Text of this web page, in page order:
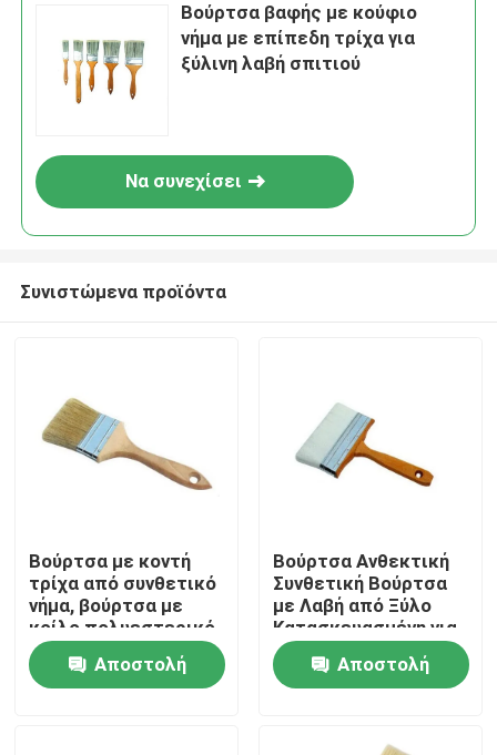
Αρχική Σελίδα
Προϊόντα
Βούρτσα βαφής με κούφιο
νήμα με επίπεδη τρίχα για
ξύλινη λαβή σπιτιού
Να συνεχίσει
Συνιστώμενα προϊόντα
Βούρτσα με κοντή
τρίχα από συνθετικό
νήμα, βούρτσα με
κοίλο πολυεστερικό
νήμα, ιδανική για
βιομηχανικές
εφαρμογές
Αποστολή
Βούρτσα Ανθεκτική
Συνθετική Βούρτσα
με Λαβή από Ξύλο
Κατασκευασμένη για
να Αντέχει σε
Εντατικές Εργασίες
Καθαρισμού και
Αποστολή